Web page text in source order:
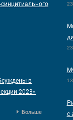
в
2023»
Больше
с